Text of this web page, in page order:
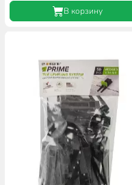
В корзину